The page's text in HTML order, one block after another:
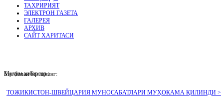
ТАҲРИРИЯТ
ЭЛЕКТРОН ГАЗЕТА
ГАЛЕРЕЯ
АРХИВ
САЙТ ХАРИТАСИ
Муҳим хабарлар :
ТОЖИКИСТОН-ШВЕЙЦАРИЯ МУНОСАБАТЛАРИ МУҲОКАМА ҚИЛИНДИ >
Биз билан боғланинг: